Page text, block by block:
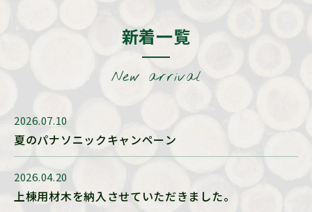
新着一覧
New arrival
2026.07.10
夏のパナソニックキャンペーン
2026.04.20
上棟用材木を納入させていただきました。